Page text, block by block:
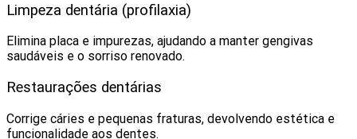
Limpeza dentária (profilaxia)
Elimina placa e impurezas, ajudando a manter gengivas
saudáveis e o sorriso renovado.
Restaurações dentárias
Corrige cáries e pequenas fraturas, devolvendo estética e
funcionalidade aos dentes.